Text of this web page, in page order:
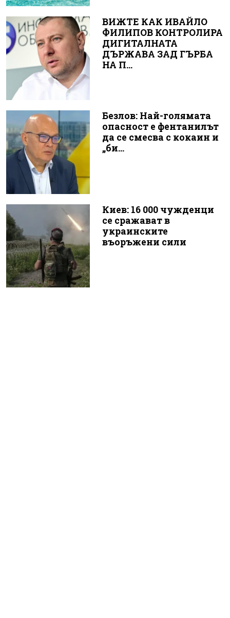
ВИЖТЕ КАК ИВАЙЛО
ФИЛИПОВ КОНТРОЛИРА
ДИГИТАЛНАТА
ДЪРЖАВА ЗАД ГЪРБА
НА П...
Безлов: Най-голямата
опасност е фентанилът
да се смесва с кокаин и
„би...
Киев: 16 000 чужденци
се сражават в
украинските
въоръжени сили